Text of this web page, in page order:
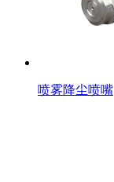
喷雾降尘喷嘴